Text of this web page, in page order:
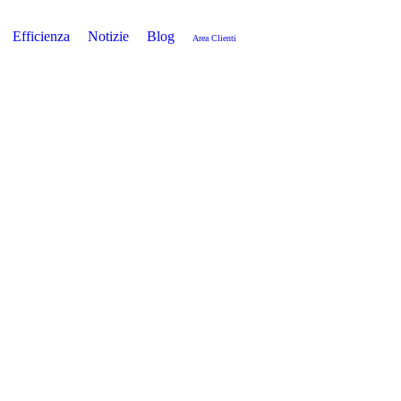
Efficienza Notizie Blog Area Clienti